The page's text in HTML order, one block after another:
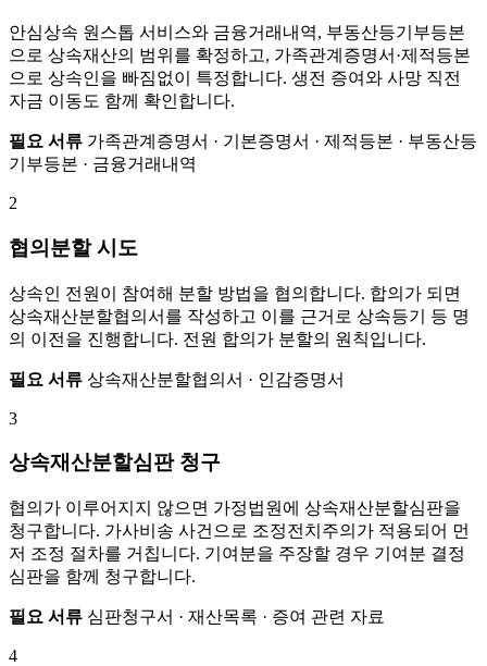
안심상속 원스톱 서비스와 금융거래내역, 부동산등기부등본
으로 상속재산의 범위를 확정하고, 가족관계증명서·제적등본
으로 상속인을 빠짐없이 특정합니다. 생전 증여와 사망 직전
자금 이동도 함께 확인합니다.
필요 서류 가족관계증명서 · 기본증명서 · 제적등본 · 부동산등
기부등본 · 금융거래내역
2
협의분할 시도
상속인 전원이 참여해 분할 방법을 협의합니다. 합의가 되면
상속재산분할협의서를 작성하고 이를 근거로 상속등기 등 명
의 이전을 진행합니다. 전원 합의가 분할의 원칙입니다.
필요 서류 상속재산분할협의서 · 인감증명서
3
상속재산분할심판 청구
협의가 이루어지지 않으면 가정법원에 상속재산분할심판을
청구합니다. 가사비송 사건으로 조정전치주의가 적용되어 먼
저 조정 절차를 거칩니다. 기여분을 주장할 경우 기여분 결정
심판을 함께 청구합니다.
필요 서류 심판청구서 · 재산목록 · 증여 관련 자료
4